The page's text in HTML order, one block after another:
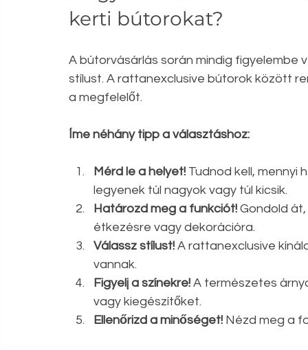
kerti bútorokat?
A bútorvásárlás során mindig figyelembe
stílust. A rattanexclusive bútorok között
a megfelelőt.
Íme néhány tipp a választáshoz:
Mérd le a helyet! Tudnod kell, mennyi
legyenek túl nagyok vagy túl kicsik.
Határozd meg a funkciót! Gondold
étkezésre vagy dekorációra.
Válassz stílust! A rattanexclusive
vannak.
Figyelj a színekre! A természetes
vagy kiegészítőket.
Ellenőrizd a minőséget! Nézd meg a